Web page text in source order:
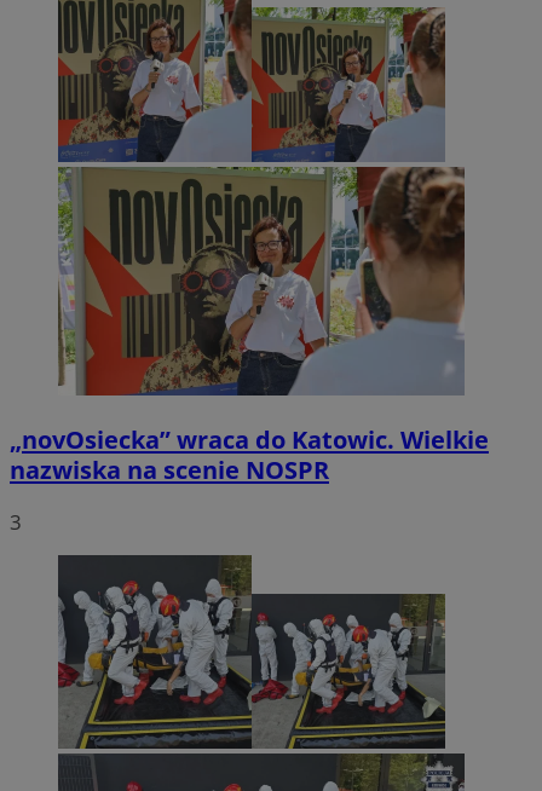
„novOsiecka” wraca do Katowic. Wielkie
nazwiska na scenie NOSPR
3